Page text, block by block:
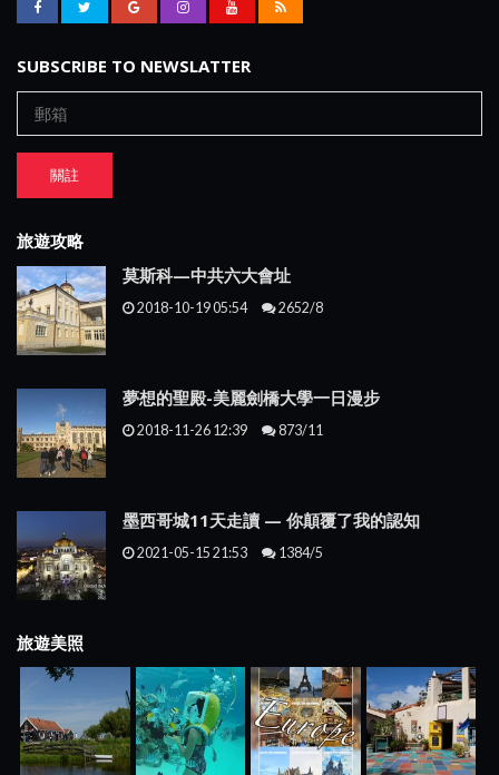
SUBSCRIBE TO NEWSLATTER
關註
旅遊攻略
莫斯科—中共六大會址
2018-10-19 05:54 2652/8
夢想的聖殿-美麗劍橋大學一日漫步
2018-11-26 12:39 873/11
墨西哥城11天走讀 — 你顛覆了我的認知
2021-05-15 21:53 1384/5
旅遊美照